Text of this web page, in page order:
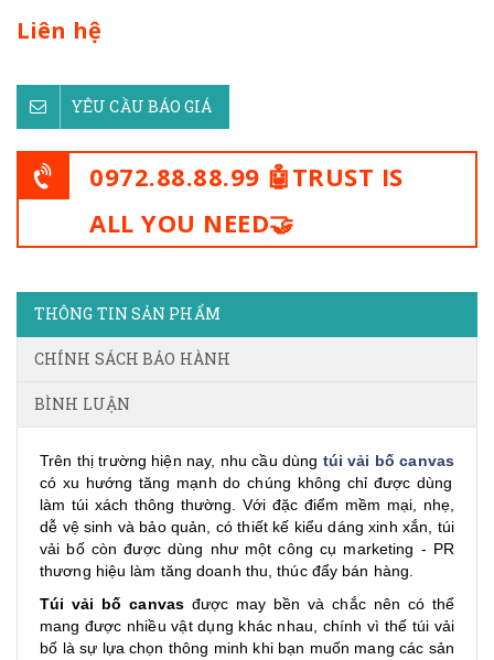
Liên hệ
YÊU CẦU BÁO GIÁ
0972.88.88.99 🤖TRUST IS
ALL YOU NEED🤝
THÔNG TIN SẢN PHẨM
CHÍNH SÁCH BẢO HÀNH
BÌNH LUẬN
Trên thị trường hiện nay, nhu cầu dùng túi vải bố canvas
có xu hướng tăng mạnh do chúng không chỉ được dùng
làm túi xách thông thường. Với đặc điểm mềm mại, nhẹ,
dễ vệ sinh và bảo quản, có thiết kế kiểu dáng xinh xắn, túi
vải bố còn được dùng như một công cụ marketing - PR
thương hiệu làm tăng doanh thu, thúc đẩy bán hàng.
Túi vải bố canvasđược may bền và chắc nên có thể
mang được nhiều vật dụng khác nhau, chính vì thế túi vải
bố là sự lựa chọn thông minh khi bạn muốn mang các sản